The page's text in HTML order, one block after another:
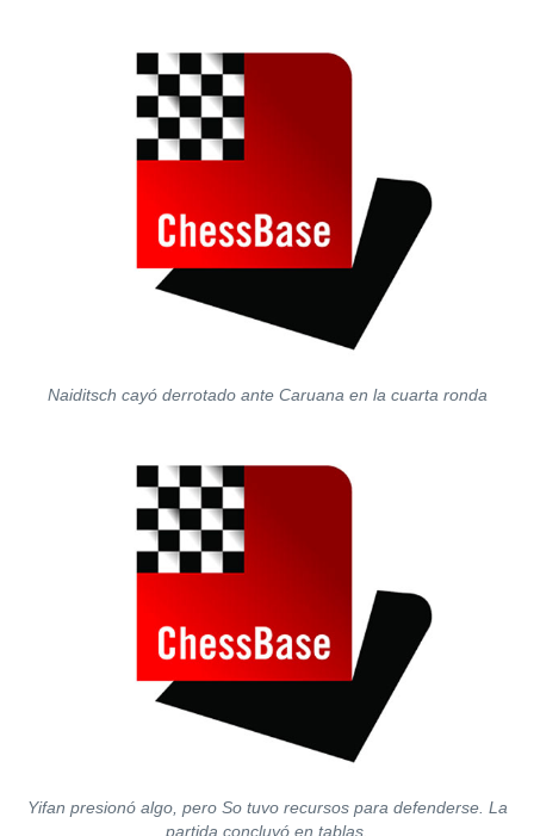
Naiditsch cayó derrotado ante Caruana en la cuarta ronda
Yifan presionó algo, pero So tuvo recursos para defenderse. La
partida concluyó en tablas.